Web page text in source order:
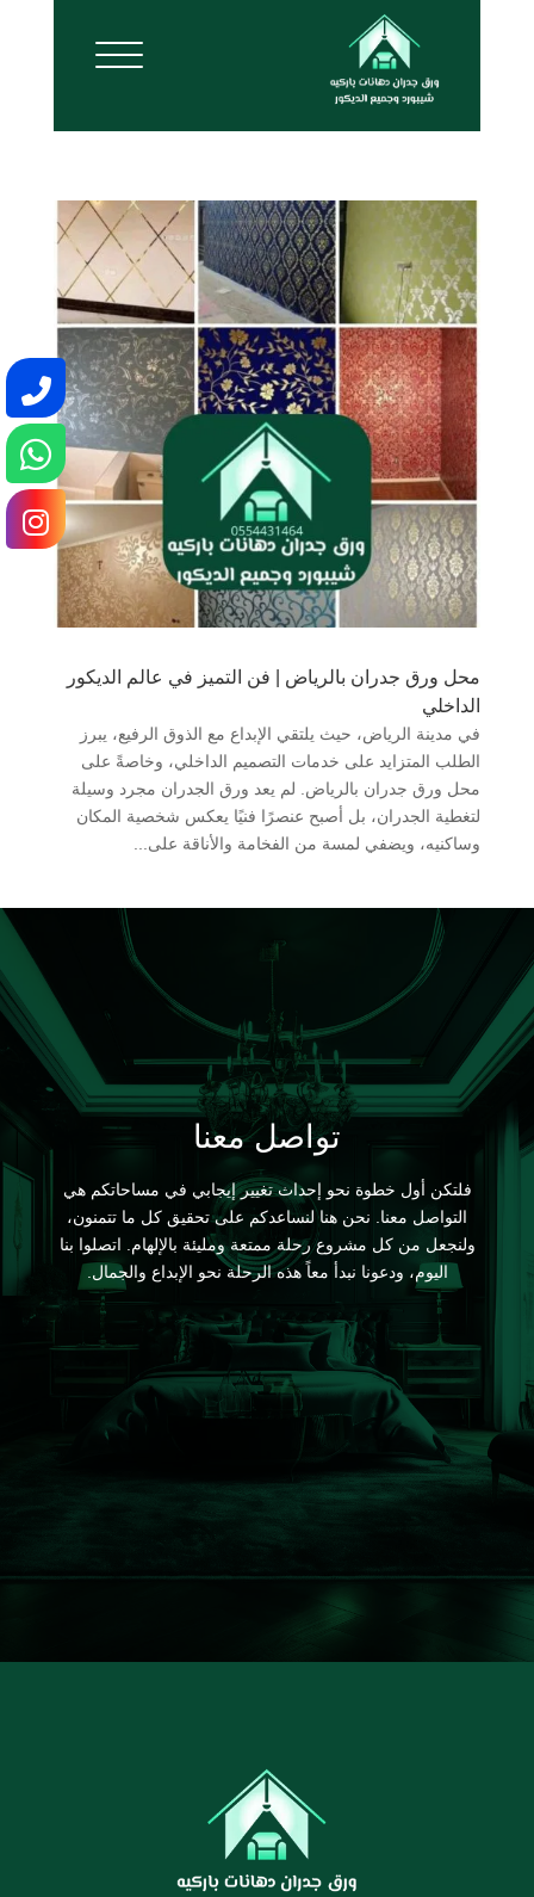
محل ورق جدران بالرياض | فن التميز في عالم الديكور
الداخلي
في مدينة الرياض، حيث يلتقي الإبداع مع الذوق الرفيع، يبرز
الطلب المتزايد على خدمات التصميم الداخلي، وخاصةً على
محل ورق جدران بالرياض. لم يعد ورق الجدران مجرد وسيلة
لتغطية الجدران، بل أصبح عنصرًا فنيًا يعكس شخصية المكان
وساكنيه، ويضفي لمسة من الفخامة والأناقة على...
تواصل معنا
فلتكن أول خطوة نحو إحداث تغيير إيجابي في مساحاتكم هي
التواصل معنا. نحن هنا لنساعدكم على تحقيق كل ما تتمنون،
ولنجعل من كل مشروع رحلة ممتعة ومليئة بالإلهام. اتصلوا بنا
اليوم، ودعونا نبدأ معاً هذه الرحلة نحو الإبداع والجمال.